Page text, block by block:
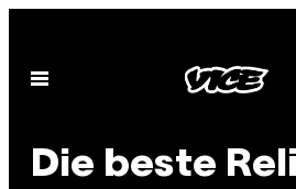
content
Open
Die beste